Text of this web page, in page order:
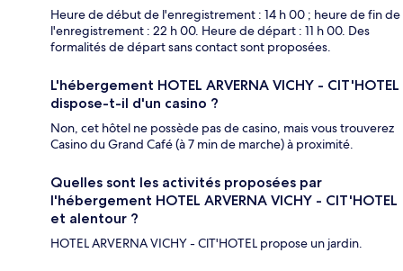
Heure de début de l'enregistrement : 14 h 00 ; heure de fin de
l'enregistrement : 22 h 00. Heure de départ : 11 h 00. Des
formalités de départ sans contact sont proposées.
L'hébergement HOTEL ARVERNA VICHY - ClT'HOTEL
dispose-t-il d'un casino ?
Non, cet hôtel ne possède pas de casino, mais vous trouverez
Casino du Grand Café (à 7 min de marche) à proximité.
Quelles sont les activités proposées par
l'hébergement HOTEL ARVERNA VICHY - ClT'HOTEL
et alentour ?
HOTEL ARVERNA VICHY - ClT'HOTEL propose un jardin.